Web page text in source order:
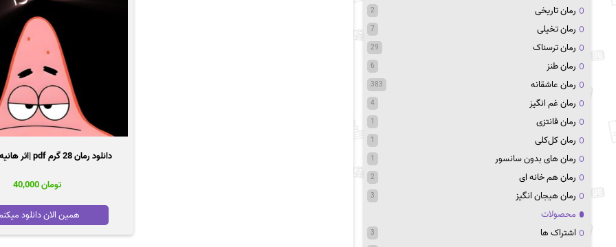
دانلود رمان 28 گرم pdf |اثر هانیه وطن خواه
تومان
همین الان دانلود
رمان تاریخی 2
رمان تخیلی 7
رمان ترسناک 29
رمان طنز 6
رمان عاشقانه 383
رمان غم انگیز 4
رمان فانتزی 1
رمان کل‌کلی 1
رمان های بدون سانسور 1
رمان هم خانه ای 2
رمان هیجان انگیز 3
محصولات
اشتراک ها
3